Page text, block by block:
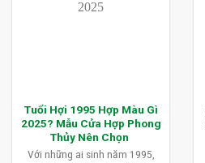
Tuổi Hợi 1995 Hợp Màu Gì
2025? Mẫu Cửa Hợp Phong
Thủy Nên Chọn
Với những ai sinh năm 1995,